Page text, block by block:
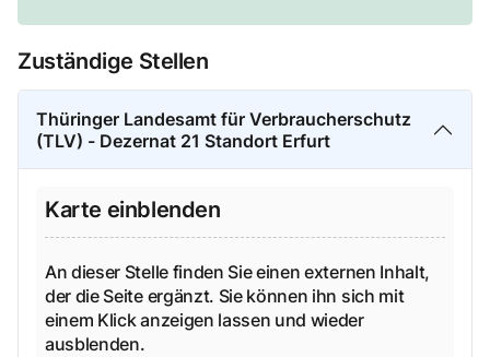
Zuständige Stellen
Thüringer Landesamt für Verbraucherschutz
(TLV) - Dezernat 21 Standort Erfurt
Karte einblenden
An dieser Stelle finden Sie einen externen Inhalt,
der die Seite ergänzt. Sie können ihn sich mit
einem Klick anzeigen lassen und wieder
ausblenden.